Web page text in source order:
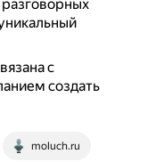
с
создать
moluch.ru